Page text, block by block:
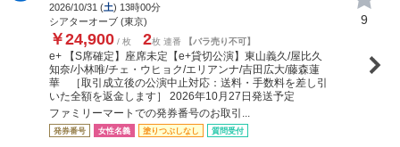
2026/10/31 (土) 13時00分
シアターオーブ (東京)
￥24,900 / 枚 2枚 連番 【バラ売り不可】
e+ 【S席確定】座席未定【e+貸切公演】東山義久/屋比久
知奈/小林唯/チェ・ウヒョク/エリアンナ/吉田広大/藤森蓮
華 ［取引成立後の公演中止対応：送料・手数料を差し引
いた全額を返金します］ 2026年10月27日発送予定
ファミリーマートでの発券番号のお取引...
発券番号 女性名義 塗りつぶしなし 質問受付
9